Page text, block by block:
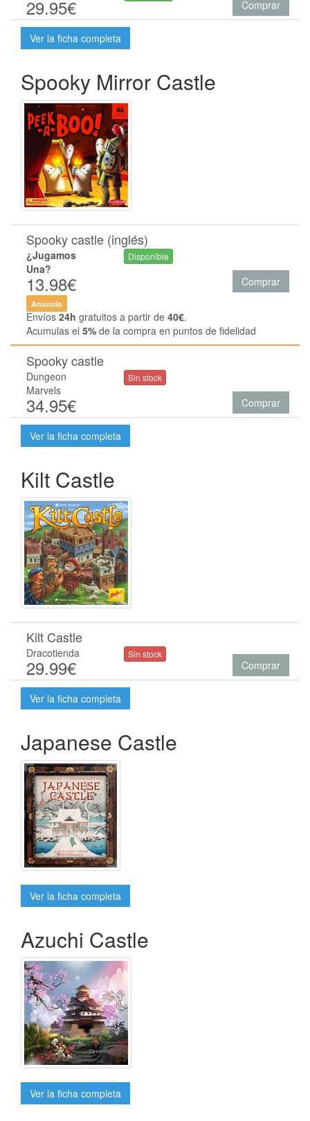
29.95€ Comprar
Ver la ficha completa
Spooky Mirror Castle
Spooky castle (inglés)
¿Jugamos
Una?
13.98€
Disponible
Comprar
Anuncio
Envíos 24h gratuitos a partir de 40€.
Acumulas el 5% de la compra en puntos de fidelidad
Spooky castle
Dungeon
Marvels
34.95€
Sin stock
Comprar
Ver la ficha completa
Kilt Castle
Kilt Castle
Dracotienda
29.99€
Sin stock
Comprar
Ver la ficha completa
Japanese Castle
Ver la ficha completa
Azuchi Castle
Ver la ficha completa